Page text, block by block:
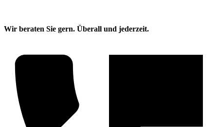
Wir beraten Sie gern. Überall und jederzeit.